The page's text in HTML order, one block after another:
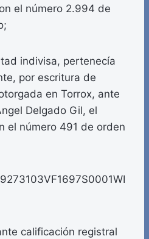
el número 2.994 de
indivisa, pertenecía
por escritura de
en Torrox, ante
Delgado Gil, el
el número 491 de orden
calificación registral